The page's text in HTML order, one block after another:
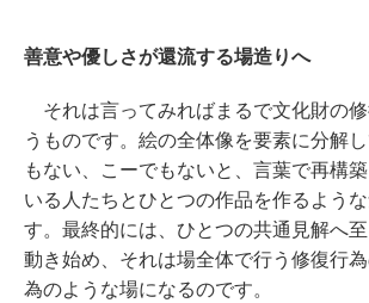
善意や優しさが還流する場造りへ
それは言ってみればまるで文化財の修
うものです。絵の全体像を要素に分解
もない、こーでもないと、言葉で再構
いる人たちとひとつの作品を作るよう
す。最終的には、ひとつの共通見解へ
動き始め、それは場全体で行う修復行
為のような場になるのです。